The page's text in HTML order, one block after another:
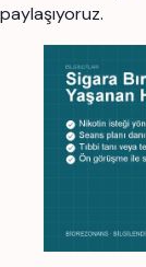
paylaşıyoruz.